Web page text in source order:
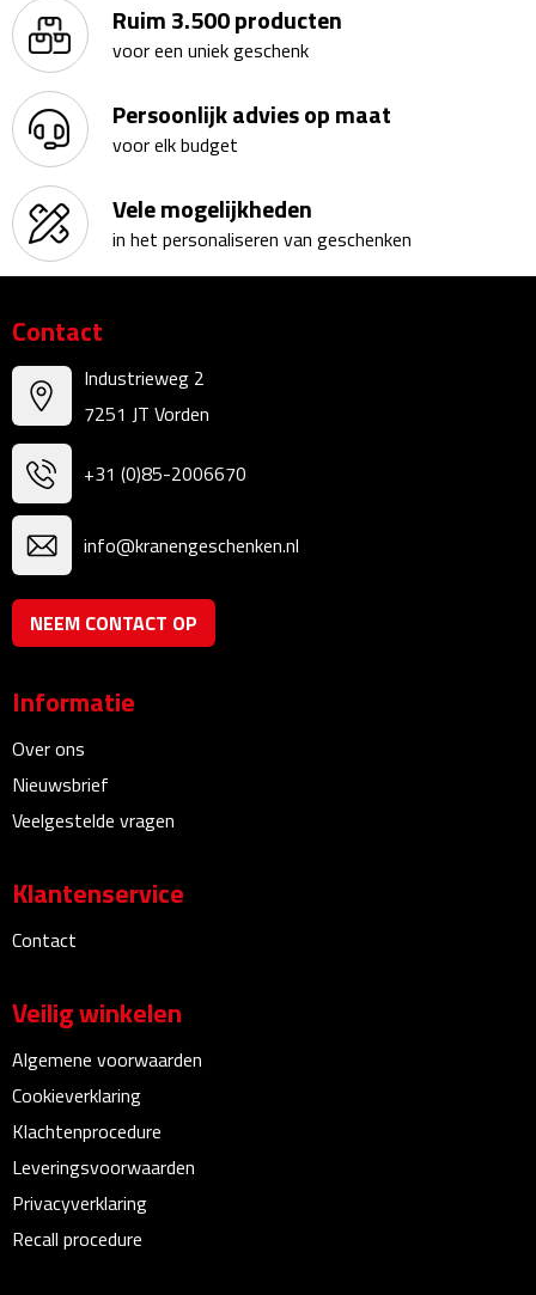
Thermossets
Kantoor & Zakelijk
Agenda's & Kalenders
Agenda's
Kalenders
Banners
Barmatten
Naambadges & naamkaarthouders
Stickers
Visitekaartjes
Bureauklokken
Bureau onderleggers
Bureausets
Bureau ventilatoren
Boekenleggers
Briefopeners
Gummen
Ruim 3.500 producten
voor een uniek geschenk
Persoonlijk advies op maat
voor elk budget
Vele mogelijkheden
in het personaliseren van geschenken
Contact
Industrieweg 2
7251 JT Vorden
+31 (0)85-2006670
info@kranengeschenken.nl
NEEM CONTACT OP
Informatie
Over ons
Nieuwsbrief
Veelgestelde vragen
Klantenservice
Contact
Veilig winkelen
Algemene voorwaarden
Cookieverklaring
Klachtenprocedure
Leveringsvoorwaarden
Privacyverklaring
Recall procedure